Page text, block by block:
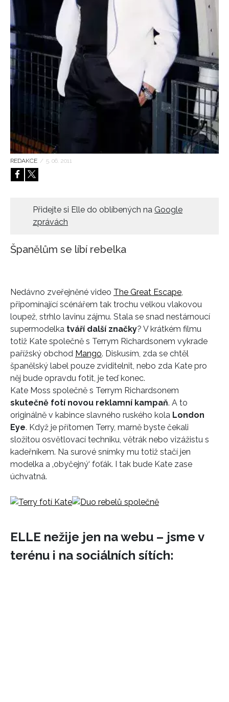
HOME
REDAKCE / 5. 06. 2011
Přidejte si Elle do oblíbených na Google
zprávách
Španělům se líbí rebelka
Nedávno zveřejněné video The Great Escape
připomínající scénářem tak trochu velkou vlakovou
loupež, strhlo lavinu zájmu. Stala se snad nestárnoucí
supermodelka tváří další značky? V krátkém filmu
totiž Kate společně s Terrym Richardsonem vykrade
pařížský obchod Mango. Diskusím, zda se chtěl
španělský label pouze zviditelnit, nebo zda Kate pro
něj bude opravdu fotit, je teď konec.
Kate Moss společně s Terrym Richardsonem
skutečně fotí novou reklamní kampaň. A to
originálně v kabince slavného ruského kola London
Eye. Když je přítomen Terry, marně byste čekali
složitou osvětlovací techniku, větrák nebo vizážistu s
kadeřníkem. Na surové snímky mu totiž stačí jen
modelka a ‚obyčejný‘ foťák. I tak bude Kate zase
úchvatná.
ELLE nežije jen na webu – jsme v
terénu i na sociálních sítích: